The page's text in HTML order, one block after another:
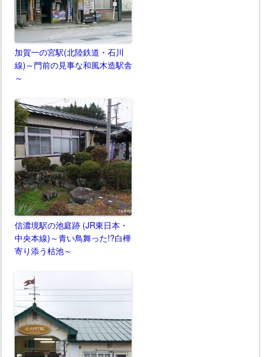
加賀一の宮駅(北陸鉄道・石川
線)～門前の見事な和風木造駅舎
～
信濃境駅の池庭跡 (JR東日本・
中央本線)～青い鳥舞った!?白樺
寄り添う枯池～